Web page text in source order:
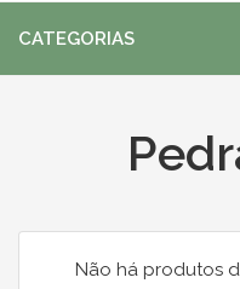
CATEGORIAS
Não há produtos